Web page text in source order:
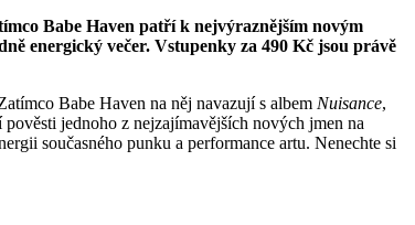
Babe Haven patří k nejvýraznějším novým
energický večer. Vstupenky za 490 Kč jsou právě
Babe Haven na něj navazují s albem Nuisance,
jednoho z nejzajímavějších nových jmen na
současného punku a performance artu. Nenechte si